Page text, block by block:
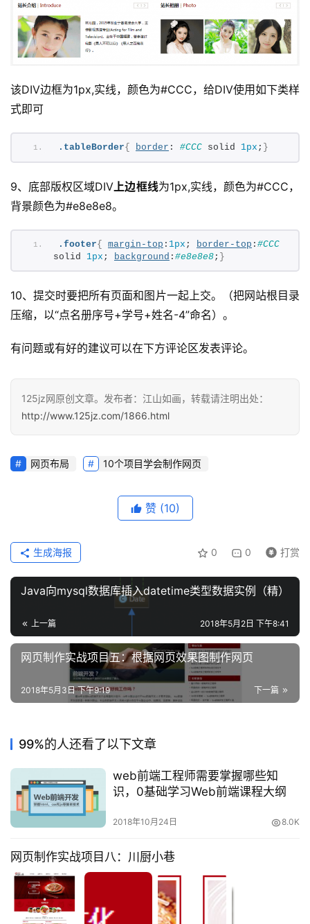
专
题
源
A
工
登录 注册
该DIV边框为1px,实线，颜色为#CCC，给DIV使用如下类样
式即可
.tableBorder{ border : #CCC solid 1px ; }
9、底部版权区域DIV上边框线为1px,实线，颜色为#CCC，
背景颜色为#e8e8e8。
.footer{ margin-top : 1px ; border-top : #CCC
solid 1px ; background : #e8e8e8; }
10、提交时要把所有页面和图片一起上交。（把网站根目录
压缩，以“点名册序号+学号+姓名-4”命名）。
有问题或有好的建议可以在下方评论区发表评论。
125jz网原创文章。发布者：江山如画，转载请注明出处：
http://www.125jz.com/1866.html
网页布局 10个项目学会制作网页
赞 (10)
0 0 打赏
生成海报
Java向mysql数据库插入datetime类型数据实例（精）
上一篇 2018年5月2日 下午8:41
网页制作实战项目五：根据网页效果图制作网页
下一篇
2018年5月3日 下午9:19
99%的人还看了以下文章
web前端工程师需要掌握哪些知
识，0基础学习Web前端课程大纲
2018年10月24日 8.0K
网页制作实战项目八：川厨小巷